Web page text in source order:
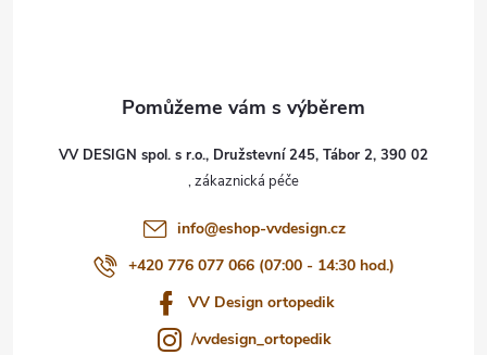
VV DESIGN spol. s r.o., Družstevní 245, Tábor 2, 390 02
info@eshop-vvdesign.cz
+420 776 077 066 (07:00 - 14:30 hod.)
VV Design ortopedik
/vvdesign_ortopedik